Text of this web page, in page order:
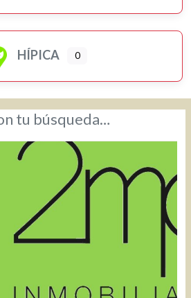
HÍPICA 0
tu búsqueda…